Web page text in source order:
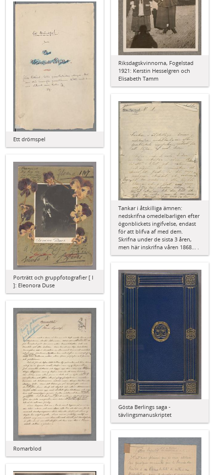
Riksdagskvinnorna, Fogelstad
1921: Kerstin Hesselgren och
Elisabeth Tamm
Ett drömspel
Tankar i åtskilliga ämnen:
nedskrifna omedelbarligen efter
ögonblickets ingifvelse, endast
för att blifva af med dem.
Skrifna under de sista 3 åren,
men här inskrifna våren 1868... .
Porträtt och gruppfotografier [ I
]: Eleonora Duse
Gösta Berlings saga -
tävlingsmanuskriptet
Romarblod